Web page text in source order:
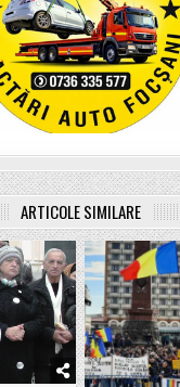
ARTICOLE SIMILARE